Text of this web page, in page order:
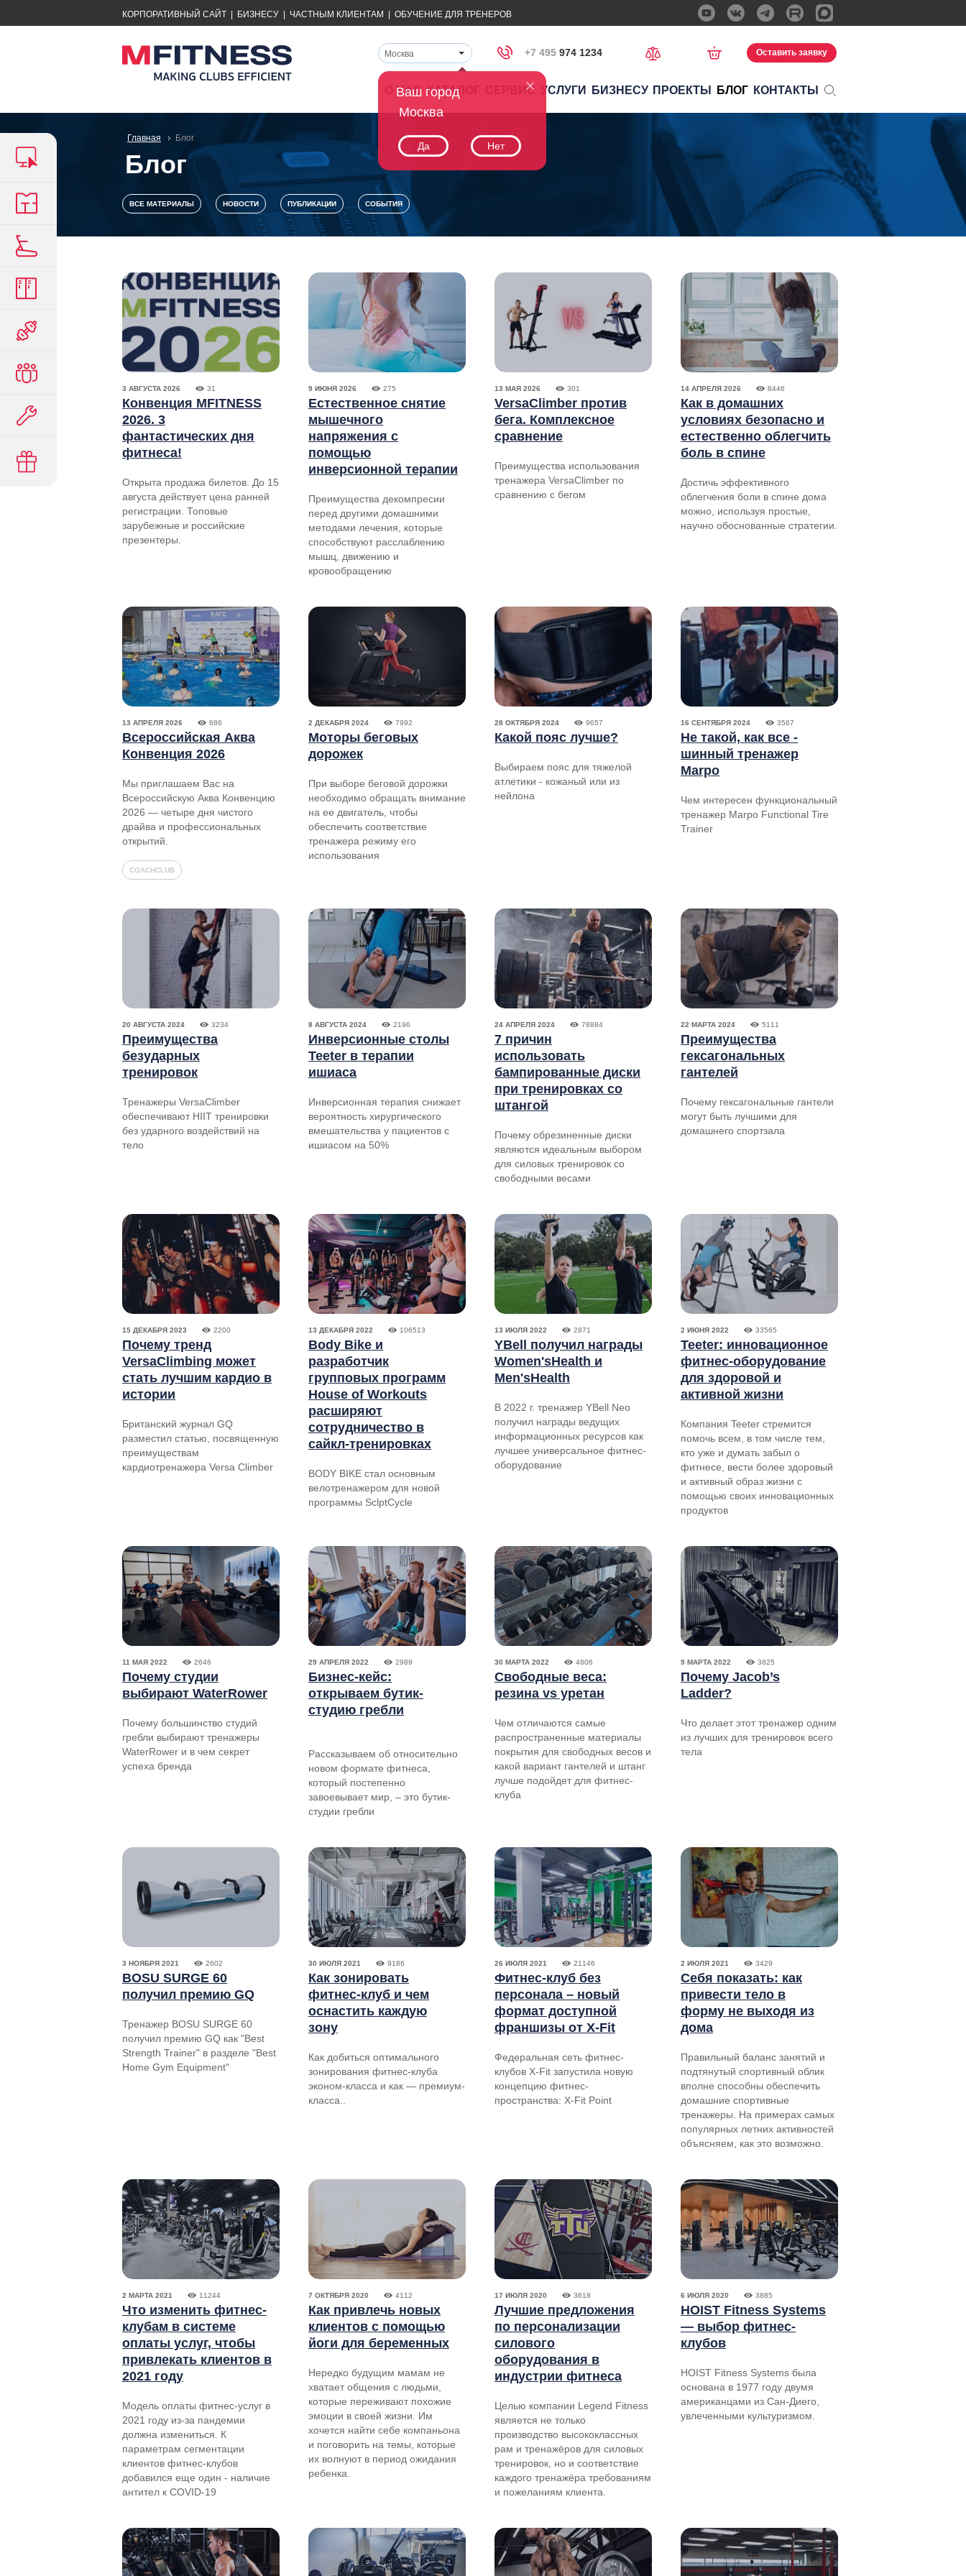
КОРПОРАТИВНЫЙ САЙТ БИЗНЕСУ ЧАСТНЫМ КЛИЕНТАМ ОБУЧЕНИЕ ДЛЯ ТРЕНЕРОВ
Ваш город
Москва
Да Нет
Москва +7 495 974 1234 Оставить заявку
О НАС КАТАЛОГ СЕРВИС УСЛУГИ БИЗНЕСУ ПРОЕКТЫ БЛОГ КОНТАКТЫ
Главная Блог
Блог
ВСЕ МАТЕРИАЛЫ НОВОСТИ ПУБЛИКАЦИИ СОБЫТИЯ
3 АВГУСТА 2026 31
Конвенция MFITNESS
2026. 3
фантастических дня
фитнеса!
Открыта продажа билетов. До 15
августа действует цена ранней
регистрации. Топовые
зарубежные и российские
презентеры.
9 ИЮНЯ 2026 275
Естественное снятие
мышечного
напряжения с
помощью
инверсионной терапии
Преимущества декомпресии
перед другими домашними
методами лечения, которые
способствуют расслаблению
мышц, движению и
кровообращению
13 МАЯ 2026 301
VersaClimber против
бега. Комплексное
сравнение
Преимущества использования
тренажера VersaClimber по
сравнению с бегом
14 АПРЕЛЯ 2026 8446
Как в домашних
условиях безопасно и
естественно облегчить
боль в спине
Достичь эффективного
облегчения боли в спине дома
можно, используя простые,
научно обоснованные стратегии.
13 АПРЕЛЯ 2026 686
Всероссийская Аква
Конвенция 2026
Мы приглашаем Вас на
Всероссийскую Аква Конвенцию
2026 — четыре дня чистого
драйва и профессиональных
открытий.
COACHCLUB
2 ДЕКАБРЯ 2024 7992
Моторы беговых
дорожек
При выборе беговой дорожки
необходимо обращать внимание
на ее двигатель, чтобы
обеспечить соответствие
тренажера режиму его
использования
28 ОКТЯБРЯ 2024 9657
Какой пояс лучше?
Выбираем пояс для тяжелой
атлетики - кожаный или из
нейлона
16 СЕНТЯБРЯ 2024 3567
Не такой, как все -
шинный тренажер
Marpo
Чем интересен функциональный
тренажер Marpo Functional Tire
Trainer
20 АВГУСТА 2024 3234
Преимущества
безударных
тренировок
Тренажеры VersaClimber
обеспечивают HIIT тренировки
без ударного воздействий на
тело
8 АВГУСТА 2024 2196
Инверсионные столы
Teeter в терапии
ишиаса
Инверсионная терапия снижает
вероятность хирургического
вмешательства у пациентов с
ишиасом на 50%
24 АПРЕЛЯ 2024 78884
7 причин
использовать
бампированные диски
при тренировках со
штангой
Почему обрезиненные диски
являются идеальным выбором
для силовых тренировок со
свободными весами
22 МАРТА 2024 5111
Преимущества
гексагональных
гантелей
Почему гексагональные гантели
могут быть лучшими для
домашнего спортзала
15 ДЕКАБРЯ 2023 2200
Почему тренд
VersaClimbing может
стать лучшим кардио в
истории
Британский журнал GQ
разместил статью, посвященную
преимуществам
кардиотренажера Versa Climber
13 ДЕКАБРЯ 2022 106513
Body Bike и
разработчик
групповых программ
House of Workouts
расширяют
сотрудничество в
сайкл-тренировках
BODY BIKE стал основным
велотренажером для новой
программы SclptCycle
13 ИЮЛЯ 2022 2871
YBell получил награды
Women'sHealth и
Men'sHealth
В 2022 г. тренажер YBell Neo
получил награды ведущих
информационных ресурсов как
лучшее универсальное фитнес-
оборудование
2 ИЮНЯ 2022 33565
Teeter: инновационное
фитнес-оборудование
для здоровой и
активной жизни
Компания Teeter стремится
помочь всем, в том числе тем,
кто уже и думать забыл о
фитнесе, вести более здоровый
и активный образ жизни с
помощью своих инновационных
продуктов
11 МАЯ 2022 2646
Почему студии
выбирают WaterRower
Почему большинство студий
гребли выбирают тренажеры
WaterRower и в чем секрет
успеха бренда
29 АПРЕЛЯ 2022 2989
Бизнес-кейс:
открываем бутик-
студию гребли
Рассказываем об относительно
новом формате фитнеса,
который постепенно
завоевывает мир, – это бутик-
студии гребли
30 МАРТА 2022 4806
Свободные веса:
резина vs уретан
Чем отличаются самые
распространенные материалы
покрытия для свободных весов и
какой вариант гантелей и штанг
лучше подойдет для фитнес-
клуба
9 МАРТА 2022 3825
Почему Jacob’s
Ladder?
Что делает этот тренажер одним
из лучших для тренировок всего
тела
3 НОЯБРЯ 2021 2602
BOSU SURGE 60
получил премию GQ
Тренажер BOSU SURGE 60
получил премию GQ как "Best
Strength Trainer" в разделе "Best
Home Gym Equipment"
30 ИЮЛЯ 2021 9186
Как зонировать
фитнес-клуб и чем
оснастить каждую
зону
Как добиться оптимального
зонирования фитнес-клуба
эконом-класса и как — премиум-
класса..
26 ИЮЛЯ 2021 21146
Фитнес-клуб без
персонала – новый
формат доступной
франшизы от X-Fit
Федеральная сеть фитнес-
клубов X-Fit запустила новую
концепцию фитнес-
пространства: X-Fit Point
2 ИЮЛЯ 2021 3429
Себя показать: как
привести тело в
форму не выходя из
дома
Правильный баланс занятий и
подтянутый спортивный облик
вполне способны обеспечить
домашние спортивные
тренажеры. На примерах самых
популярных летних активностей
объясняем, как это возможно.
2 МАРТА 2021 11244
Что изменить фитнес-
клубам в системе
оплаты услуг, чтобы
привлекать клиентов в
2021 году
Модель оплаты фитнес-услуг в
2021 году из-за пандемии
должна измениться. К
параметрам сегментации
клиентов фитнес-клубов
добавился еще один - наличие
антител к COVID-19
7 ОКТЯБРЯ 2020 4112
Как привлечь новых
клиентов с помощью
йоги для беременных
Нередко будущим мамам не
хватает общения с людьми,
которые переживают похожие
эмоции в своей жизни. Им
хочется найти себе компаньона
и поговорить на темы, которые
их волнуют в период ожидания
ребенка.
17 ИЮЛЯ 2020 3618
Лучшие предложения
по персонализации
силового
оборудования в
индустрии фитнеса
Целью компании Legend Fitness
является не только
производство высококлассных
рам и тренажёров для силовых
тренировок, но и соответствие
каждого тренажёра требованиям
и пожеланиям клиента.
6 ИЮЛЯ 2020 3885
HOIST Fitness Systems
— выбор фитнес-
клубов
HOIST Fitness Systems была
основана в 1977 году двумя
американцами из Сан-Диего,
увлеченными культуризмом.